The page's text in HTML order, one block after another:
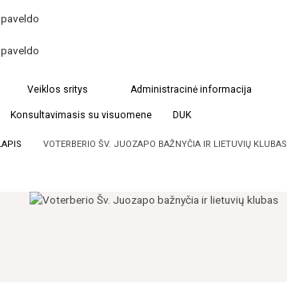
Veiklos sritys Administracinė informacija
Konsultavimasis su visuomene DUK
VOTERBERIO ŠV. JUOZAPO BAŽNYČIA IR LIETUVIŲ KLUBAS